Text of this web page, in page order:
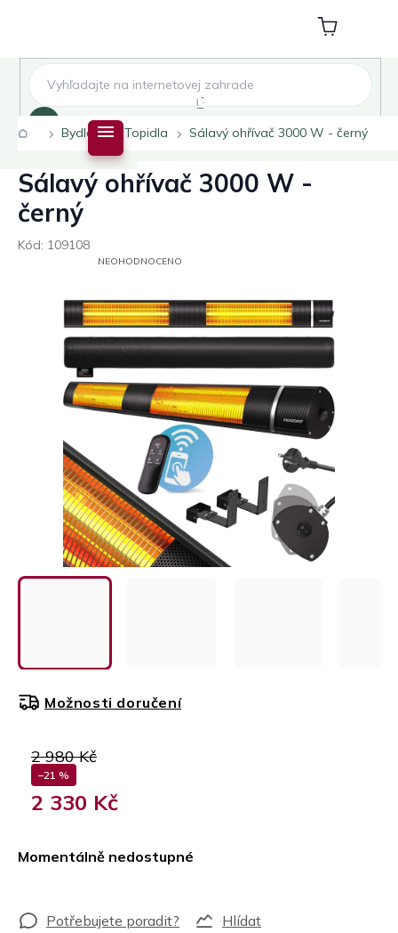
Nákupní
košík
DomůBydlení Topidla Sálavý ohřívač 3000 W - černý
Sálavý ohřívač 3000 W -
černý
Kód: 109108
PRŮMĚRNÉ
HVĚZDIČEK.
NEOHODNOCENO
2 980 Kč
–21 %
2 330 Kč
Momentálně nedostupné
Možnosti doručení
Hlídat